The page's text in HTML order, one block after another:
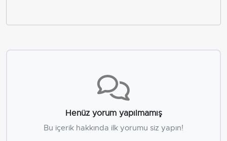
Henüz yorum yapılmamış
Bu içerik hakkında ilk yorumu siz yapın!